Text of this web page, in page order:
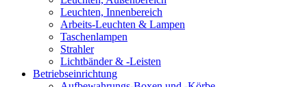
Leuchten, Innenbereich
Arbeits-Leuchten & Lampen
Taschenlampen
Strahler
Lichtbänder & -Leisten
Betriebseinrichtung